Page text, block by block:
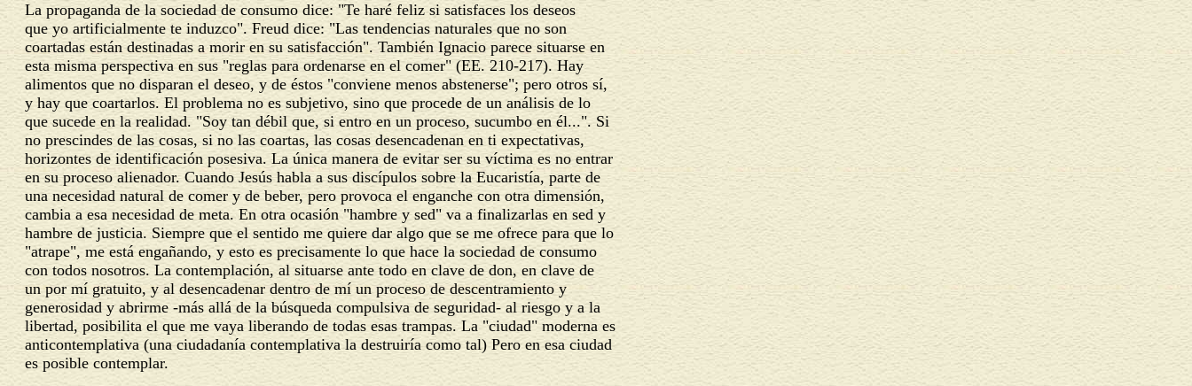
La propaganda de la sociedad de consumo dice: "Te haré feliz si satisfaces los deseos
que yo artificialmente te induzco". Freud dice: "Las tendencias naturales que no son
coartadas están destinadas a morir en su satisfacción". También Ignacio parece situarse en
esta misma perspectiva en sus "reglas para ordenarse en el comer" (EE. 210-217). Hay
alimentos que no disparan el deseo, y de éstos "conviene menos abstenerse"; pero otros sí,
y hay que coartarlos. El problema no es subjetivo, sino que procede de un análisis de lo
que sucede en la realidad. "Soy tan débil que, si entro en un proceso, sucumbo en él...". Si
no prescindes de las cosas, si no las coartas, las cosas desencadenan en ti expectativas,
horizontes de identificación posesiva. La única manera de evitar ser su víctima es no entrar
en su proceso alienador. Cuando Jesús habla a sus discípulos sobre la Eucaristía, parte de
una necesidad natural de comer y de beber, pero provoca el enganche con otra dimensión,
cambia a esa necesidad de meta. En otra ocasión "hambre y sed" va a finalizarlas en sed y
hambre de justicia. Siempre que el sentido me quiere dar algo que se me ofrece para que lo
"atrape", me está engañando, y esto es precisamente lo que hace la sociedad de consumo
con todos nosotros. La contemplación, al situarse ante todo en clave de don, en clave de
un por mí gratuito, y al desencadenar dentro de mí un proceso de descentramiento y
generosidad y abrirme -más allá de la búsqueda compulsiva de seguridad- al riesgo y a la
libertad, posibilita el que me vaya liberando de todas esas trampas. La "ciudad" moderna es
anticontemplativa (una ciudadanía contemplativa la destruiría como tal) Pero en esa ciudad
es posible contemplar.